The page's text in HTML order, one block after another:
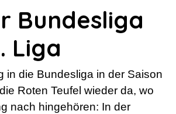
Bundesliga
Liga
in die Bundesliga in der Saison
Roten Teufel wieder da, wo
nach hingehören: In der